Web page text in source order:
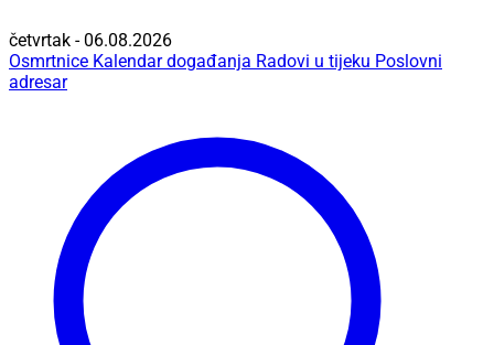
četvrtak - 06.08.2026
Osmrtnice Kalendar događanja Radovi u tijeku Poslovni
adresar